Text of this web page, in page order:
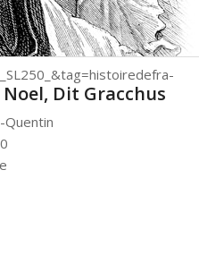
Noel, Dit Gracchus
Quentin